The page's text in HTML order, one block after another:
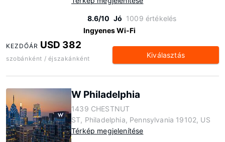
8.6/10 Jó 1009 értékelés
Ingyenes Wi-Fi
KEZDŐÁR USD 382
szobánként / éjszakánként Kiválasztás
W Philadelphia
1439 CHESTNUT
ST, Philadelphia, Pennsylvania 19102, US
Térkép megjelenítése